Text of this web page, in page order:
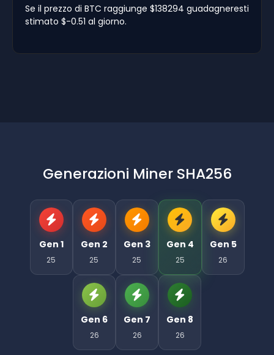
Se il prezzo di BTC raggiunge $138294 guadagneresti
stimato $-0.51 al giorno.
Generazioni Miner SHA256
Gen 1
25
Gen 2
25
Gen 3
25
Gen 4
25
Gen 5
26
Gen 6
26
Gen 7
26
Gen 8
26